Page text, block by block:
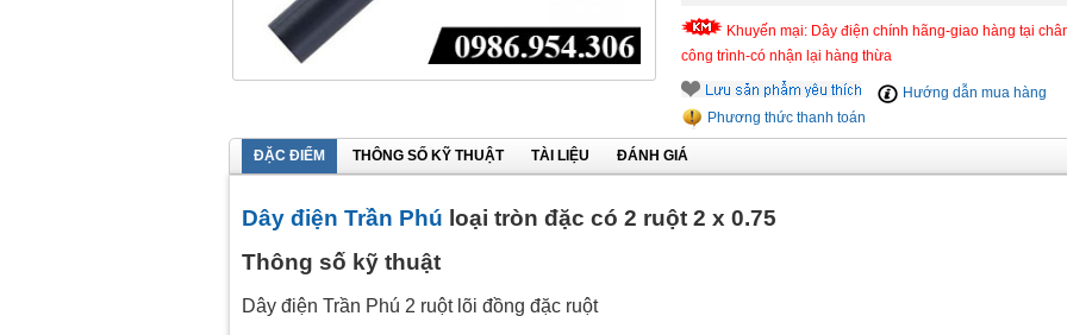
Khuyến mại: Dây điện chính hãng-giao hàng tại
công trình-có nhận lại hàng thừa
Hướng dẫn mua hàng
Phương thức thanh toán
ĐẶC ĐIỂM THÔNG SỐ KỸ THUẬT TÀI LIỆU ĐÁNH GIÁ
Dây điện Trần Phú loại tròn đặc có 2 ruột 2 x 0.75
Thông số kỹ thuật
Dây điện Trần Phú 2 ruột lõi đồng đặc ruột